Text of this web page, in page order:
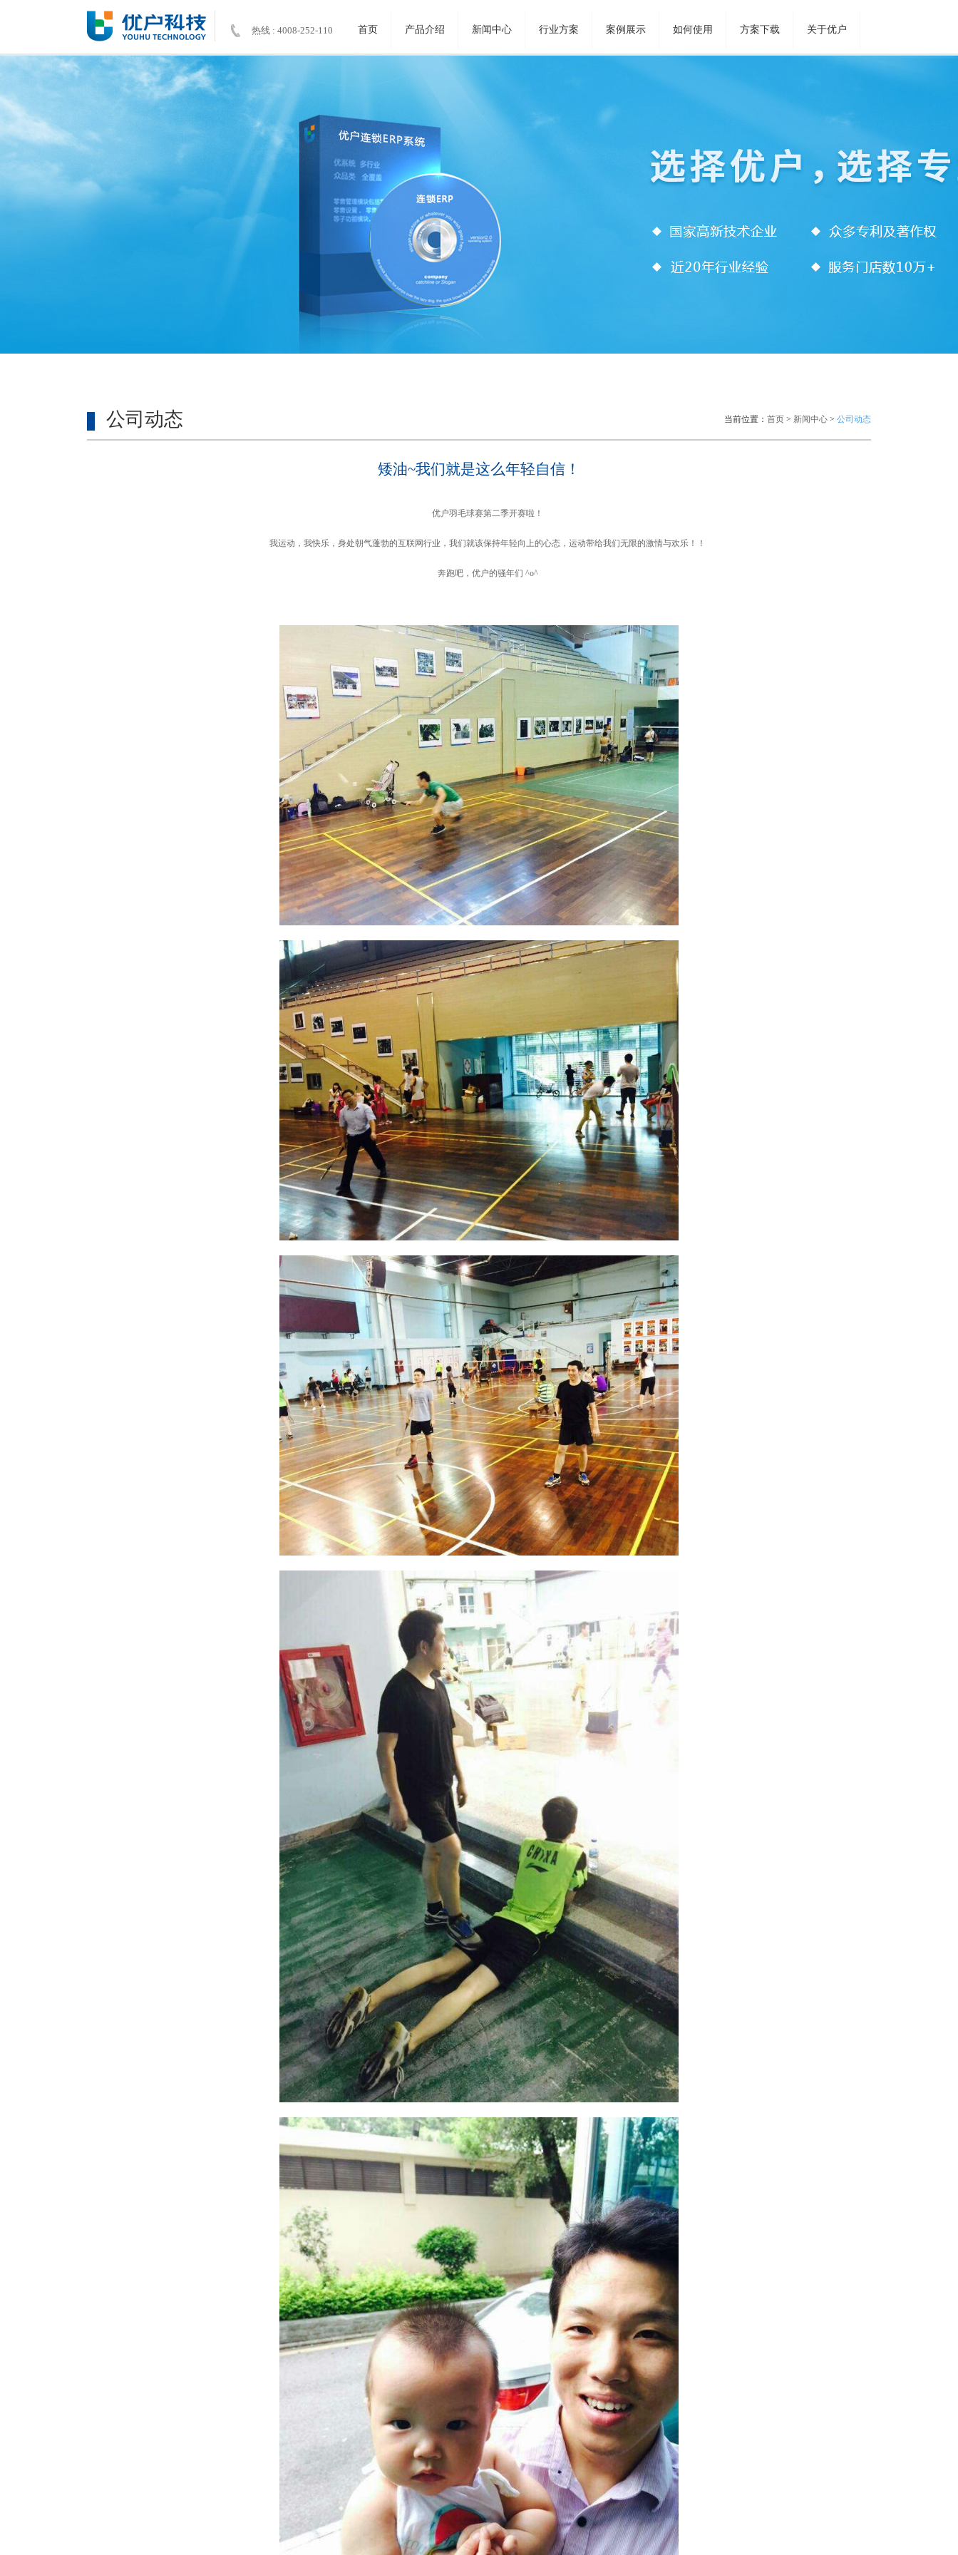
热线 : 4008-252-110 首页 产品介绍 新闻中心 行业方案 案例展示 如何使用 方案下载 关于优户
公司动态 当前位置： 首页 > 新闻中心 > 公司动态
矮油~我们就是这么年轻自信！
优户羽毛球赛第二季开赛啦！
我运动，我快乐，身处朝气蓬勃的互联网行业，我们就该保持年轻向上的心态，运动带给我们无限的激情与欢乐！！
奔跑吧，优户的骚年们 ^o^